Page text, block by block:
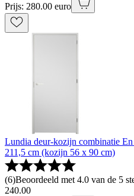
Prijs: 280.00 euro
Lundia deur-kozijn combinatie
211,5 cm (kozijn 56 x 90 cm)
(6)Beoordeeld met 4.0 van de 5
240.00